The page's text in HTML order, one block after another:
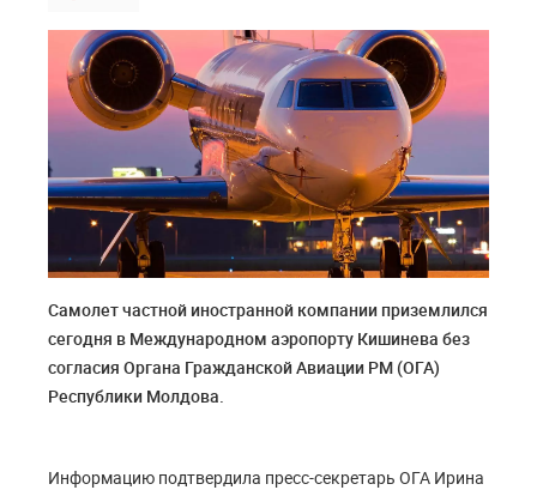
Самолет частной иностранной компании приземлился
сегодня в Международном аэропорту Кишинева без
согласия Органа Гражданской Авиации РМ (ОГА)
Республики Молдова.
Информацию подтвердила пресс-секретарь ОГА Ирина